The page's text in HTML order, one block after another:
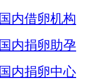
国内借卵机构
国内捐卵助孕
国内捐卵中心